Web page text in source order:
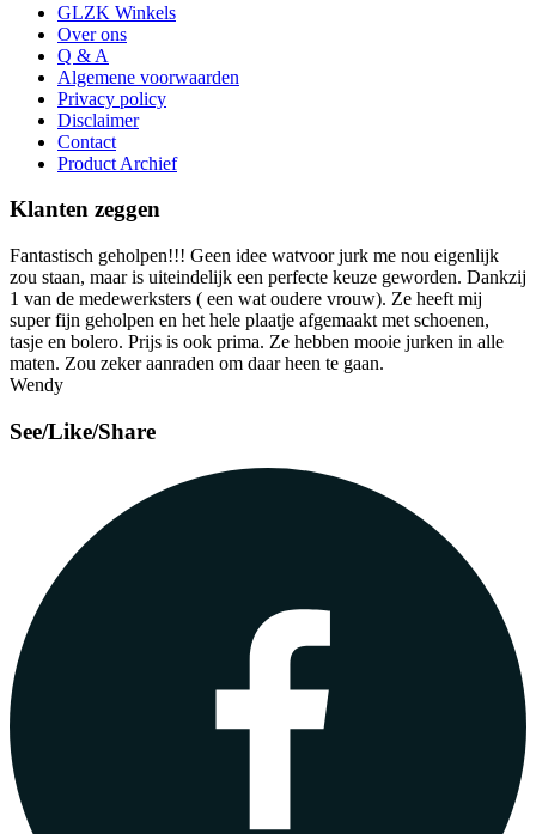
GLZK Winkels
Over ons
Q & A
Algemene voorwaarden
Privacy policy
Disclaimer
Contact
Product Archief
Klanten zeggen
Fantastisch geholpen!!! Geen idee watvoor jurk me nou eigenlijk
zou staan, maar is uiteindelijk een perfecte keuze geworden. Dankzij
1 van de medewerksters ( een wat oudere vrouw). Ze heeft mij
super fijn geholpen en het hele plaatje afgemaakt met schoenen,
tasje en bolero. Prijs is ook prima. Ze hebben mooie jurken in alle
maten. Zou zeker aanraden om daar heen te gaan.
Wendy
See/Like/Share